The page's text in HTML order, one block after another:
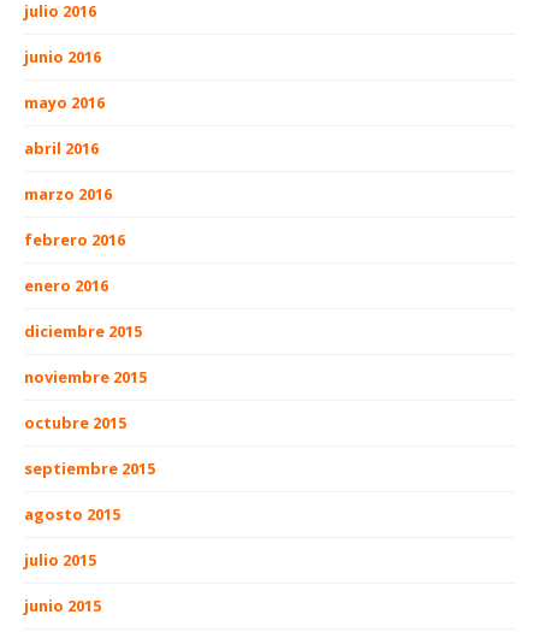
julio 2016
junio 2016
mayo 2016
abril 2016
marzo 2016
febrero 2016
enero 2016
diciembre 2015
noviembre 2015
octubre 2015
septiembre 2015
agosto 2015
julio 2015
junio 2015